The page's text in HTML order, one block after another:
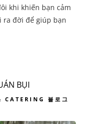
khi khiến bạn cảm
ra đời để giúp bạn
BỤI
CATERING
블로그